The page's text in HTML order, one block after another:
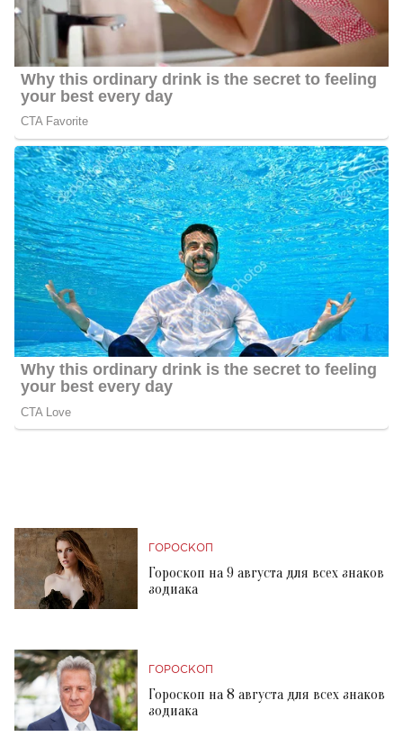
ГОРОСКОП
Гороскоп на 9 августа для всех знаков
зодиака
ГОРОСКОП
Гороскоп на 8 августа для всех знаков
зодиака